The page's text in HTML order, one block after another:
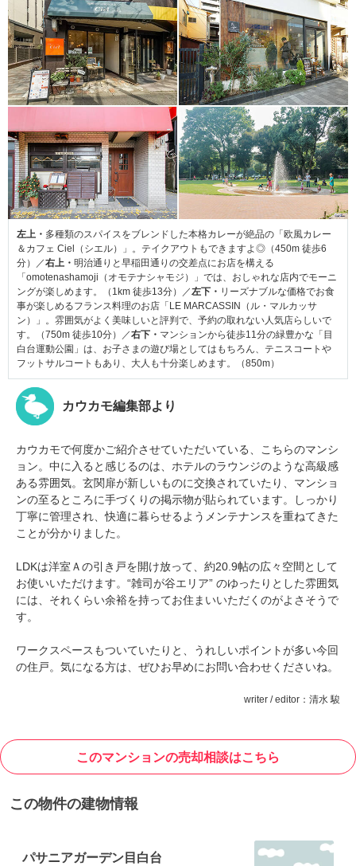
左上・ 多種類のスパイスをブレンドした本格カレーが絶品の「欧風カレー
＆カフェ Ciel（シエル）」。テイクアウトもできますよ◎（450m 徒歩6
分）／右上・ 明治通りと早稲田通りの交差点にお店を構える
「omotenashamoji（オモテナシャモジ）」では、おしゃれな店内でモーニ
ングが楽しめます。（1km 徒歩13分）／左下・ リーズナブルな価格でお食
事が楽しめるフランス料理のお店「LE MARCASSIN（ル・マルカッサ
ン）」。雰囲気がよく美味しいと評判で、予約の取れない人気店らしいで
す。（750m 徒歩10分）／右下・ マンションから徒歩11分の緑豊かな「目
白台運動公園」は、お子さまの遊び場としてはもちろん、テニスコートや
フットサルコートもあり、大人も十分楽しめます。（850m）
カウカモ編集部より
カウカモで何度かご紹介させていただいている、こちらのマンシ
ョン。中に入ると感じるのは、ホテルのラウンジのような高級感
ある雰囲気。玄関扉が新しいものに交換されていたり、マンショ
ンの至るところに手づくりの掲示物が貼られています。しっかり
丁寧に管理され、快適に暮らせるようメンテナンスを重ねてきた
ことが分かりました。
LDKは洋室Ａの引き戸を開け放って、約20.9帖の広々空間として
お使いいただけます。“雑司が谷エリア” のゆったりとした雰囲気
には、それくらい余裕を持ってお住まいいただくのがよさそうで
す。
ワークスペースもついていたりと、うれしいポイントが多い今回
の住戸。気になる方は、ぜひお早めにお問い合わせくださいね。
writer / editor：清水 駿
このマンションの売却相談はこちら
この物件の建物情報
パサニアガーデン目白台